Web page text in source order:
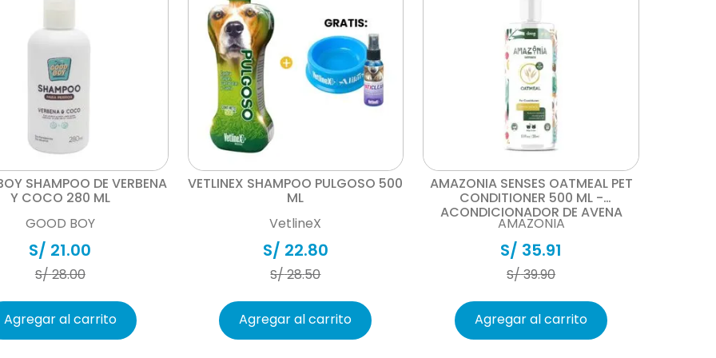
Vista rápida
SHAMPOO DE VERBENA
Y COCO 280 ML
GOOD BOY
S/ 21.00
S/28.00
Agregar al carrito
Vista rápida
VETLINEX SHAMPOO PULGOSO 500
ML
VetlineX
S/ 22.80
S/28.50
Agregar al carrito
Vista rápida
AMAZONIA SENSES OATMEAL PET
CONDITIONER 500 ML -
ACONDICIONADOR DE AVENA
AMAZONIA
S/ 35.91
S/39.90
Agregar al carrito